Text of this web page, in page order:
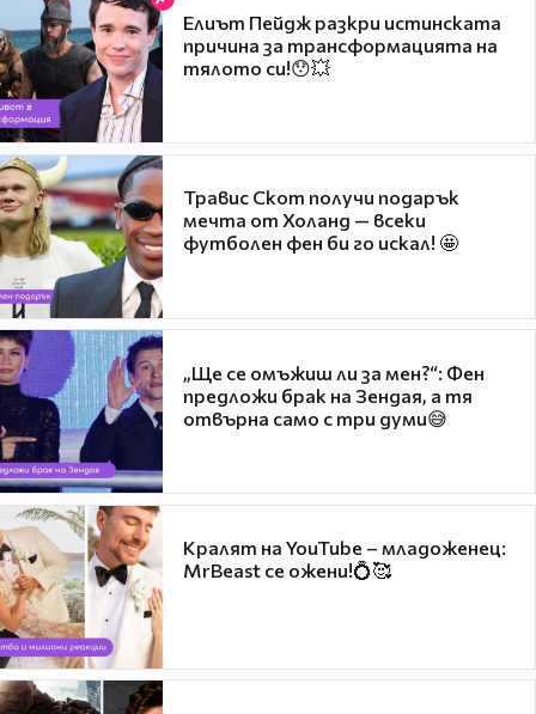
Елиът Пейдж разкри истинската
причина за трансформацията на
тялото си!😯💥
Травис Скот получи подарък
мечта от Холанд — всеки
футболен фен би го искал! 🤩
„Ще се омъжиш ли за мен?“: Фен
предложи брак на Зендая, а тя
отвърна само с три думи😅
Кралят на YouTube – младоженец:
MrBeast се ожени!💍🥰